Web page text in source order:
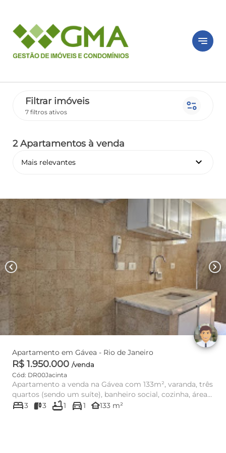
notes
Filtrar imóveis
7 filtros ativos page_info
2 Apartamentos à venda
Mais relevantes keyboard_arrow_down
chevron_left chevron_right
Apartamento em Gávea - Rio de Janeiro
R$ 1.950.000 /venda
Cód: DR00Jacinta
Apartamento a venda na Gávea com 133m², varanda, três
quartos (sendo um suíte), banheiro social, cozinha, área
de serviç...
bed3 3 bathtub1 directions_car1 other_houses133 m²